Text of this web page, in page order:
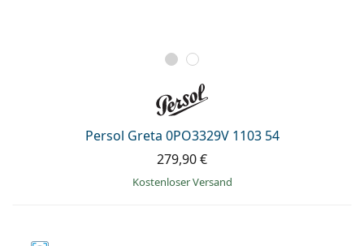
Persol Greta 0PO3329V 1103 54
279,90 €
Kostenloser Versand